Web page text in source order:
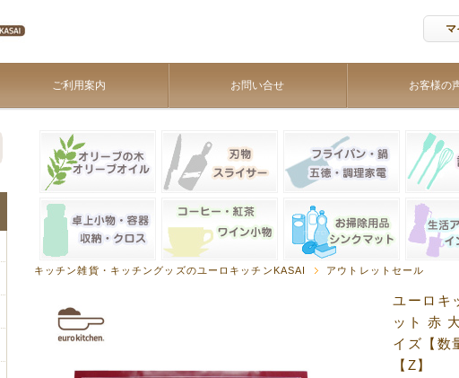
マ
ご利用案内 お問い合せ お客様の
キッチン雑貨・キッチングッズのユーロキッチンKASAI アウトレットセール
ユーロキ
ット 赤
イズ【数
【Z】